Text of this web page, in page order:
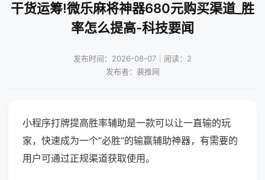
干货运筹!微乐麻将神器680元购买渠道_胜
率怎么提高-科技要闻
发布时间：2026-08-07｜阅读：2
发布者：裴推网
小程序打牌提高胜率辅助是一款可以让一直输的玩
家，快速成为一个“必胜”的输赢辅助神器，有需要的
用户可通过正规渠道获取使用。